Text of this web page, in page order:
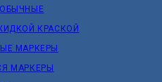
КРАСКОЙ
МАРКЕРЫ
МАРКЕРЫ